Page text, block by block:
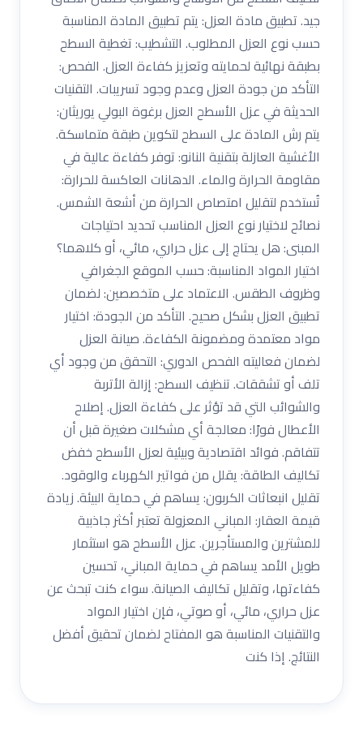
جيد. تطبيق مادة العزل: يتم تطبيق المادة المناسبة
حسب نوع العزل المطلوب. التشطيب: تغطية السطح
بطبقة نهائية لحمايته وتعزيز كفاءة العزل. الفحص:
التأكد من جودة العزل وعدم وجود تسريبات. التقنيات
الحديثة في عزل الأسطح العزل برغوة البولي يوريثان:
يتم رش المادة على السطح لتكوين طبقة متماسكة.
الأغشية العازلة بتقنية النانو: توفر كفاءة عالية في
مقاومة الحرارة والماء. الدهانات العاكسة للحرارة:
تُستخدم لتقليل امتصاص الحرارة من أشعة الشمس.
نصائح لاختيار نوع العزل المناسب تحديد احتياجات
المبنى: هل يحتاج إلى عزل حراري، مائي، أو كلاهما؟
اختيار المواد المناسبة: حسب الموقع الجغرافي
وظروف الطقس. الاعتماد على متخصصين: لضمان
تطبيق العزل بشكل صحيح. التأكد من الجودة: اختيار
مواد معتمدة ومضمونة الكفاءة. صيانة العزل
لضمان فعاليته الفحص الدوري: التحقق من وجود أي
تلف أو تشققات. تنظيف السطح: إزالة الأتربة
والشوائب التي قد تؤثر على كفاءة العزل. إصلاح
الأعطال فورًا: معالجة أي مشكلات صغيرة قبل أن
تتفاقم. فوائد اقتصادية وبيئية لعزل الأسطح خفض
تكاليف الطاقة: يقلل من فواتير الكهرباء والوقود.
تقليل انبعاثات الكربون: يساهم في حماية البيئة. زيادة
قيمة العقار: المباني المعزولة تعتبر أكثر جاذبية
للمشترين والمستأجرين. عزل الأسطح هو استثمار
طويل الأمد يساهم في حماية المباني، تحسين
كفاءتها، وتقليل تكاليف الصيانة. سواء كنت تبحث عن
عزل حراري، مائي، أو صوتي، فإن اختيار المواد
والتقنيات المناسبة هو المفتاح لضمان تحقيق أفضل
النتائج. إذا كنت